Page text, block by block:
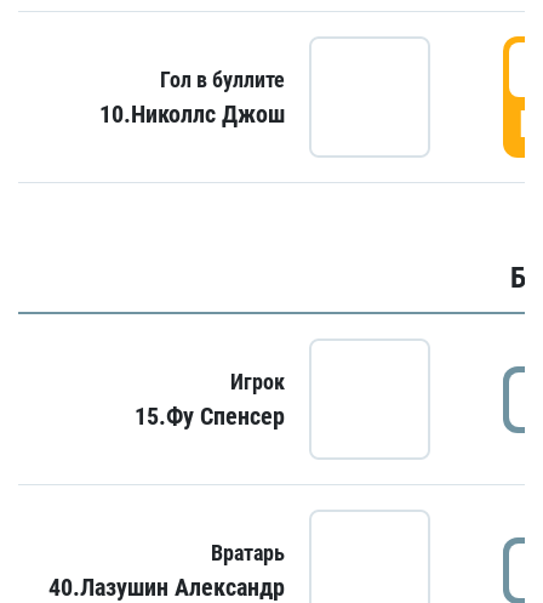
Гол в буллите
10.Николлс Джош
Игрок
15.Фу Спенсер
Вратарь
40.Лазушин Александр